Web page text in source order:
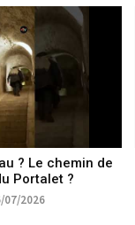
? Le chemin de
Portalet ?
07/2026